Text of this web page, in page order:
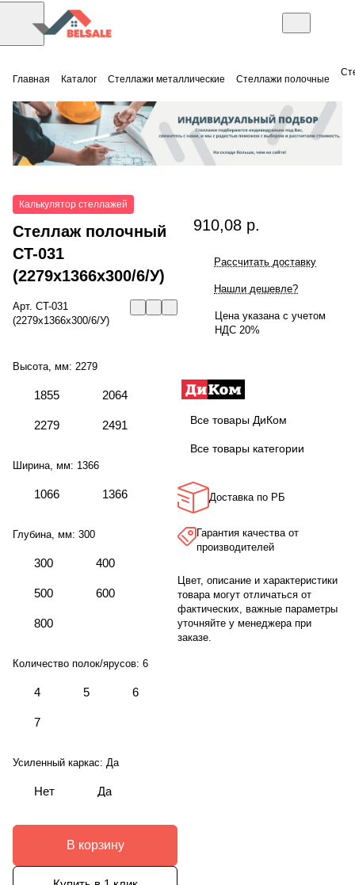
Главная Каталог Стеллажи металлические Стеллажи полочные
Калькулятор стеллажей
Стеллаж полочный
СT-031
(2279x1366x300/6/У)
Арт. СT-031
(2279x1366x300/6/У)
Высота, мм: 2279
1855 2064
2279 2491
Ширина, мм: 1366
1066 1366
Глубина, мм: 300
300 400
500 600
800
Количество полок/ярусов: 6
4 5 6
7
Усиленный каркас: Да
Нет Да
В корзину
910,08 р.
Рассчитать доставку
Нашли дешевле?
Цена указана с учетом
НДС 20%
Все товары ДиКом
Все товары категории
Доставка по РБ
Гарантия качества от
производителей
Цвет, описание и характеристики
товара могут отличаться от
фактических, важные параметры
уточняйте у менеджера при
заказе.